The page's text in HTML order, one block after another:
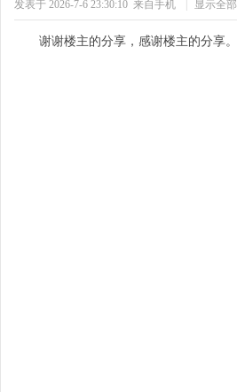
发表于 2026-7-6 23:30:10 来自手机 显示全
谢谢楼主的分享，感谢楼主的分享。